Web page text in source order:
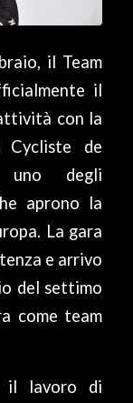
il Team
il
con la
Cycliste de
uno degli
aprono la
La gara
e arrivo
del settimo
come team
il lavoro di